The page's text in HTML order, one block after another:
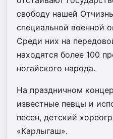
свободу нашей
специальной военной
Среди них на
находятся более 100
ногайского народа.
На праздничном
известные певцы и
песен, детский
«Карлыгаш».